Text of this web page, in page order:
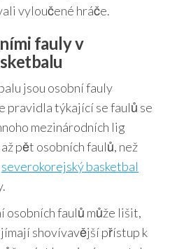
vyloučené hráče.
fauly v
jsou osobní fauly
pravidla týkající se faulů se
mezinárodních lig
pět osobních faulů, než
severokorejský basketbal
osobních faulů může lišit,
shovívavější přístup k